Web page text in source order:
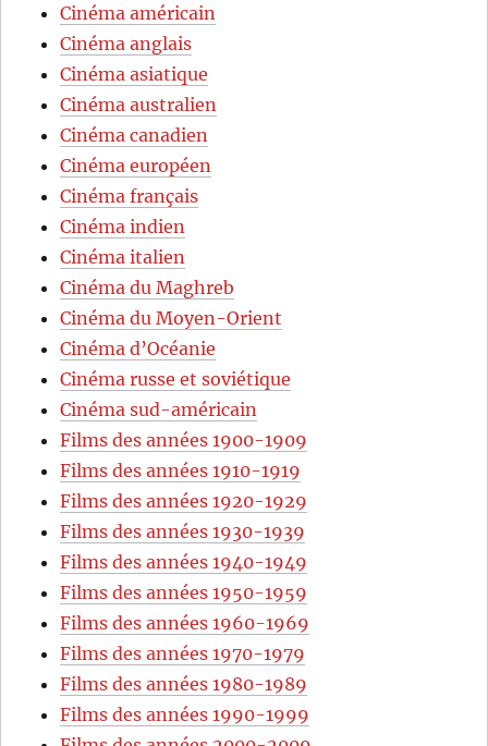
Cinéma américain
Cinéma anglais
Cinéma asiatique
Cinéma australien
Cinéma canadien
Cinéma européen
Cinéma français
Cinéma indien
Cinéma italien
Cinéma du Maghreb
Cinéma du Moyen-Orient
Cinéma d’Océanie
Cinéma russe et soviétique
Cinéma sud-américain
Films des années 1900-1909
Films des années 1910-1919
Films des années 1920-1929
Films des années 1930-1939
Films des années 1940-1949
Films des années 1950-1959
Films des années 1960-1969
Films des années 1970-1979
Films des années 1980-1989
Films des années 1990-1999